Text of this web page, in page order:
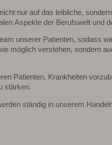
nur auf das leibliche,
Aspekte der Berufswelt und
unserer Patienten, sodass
möglich verstehen, sondern
Patienten, Krankheiten
stärken.
ständig in unserem